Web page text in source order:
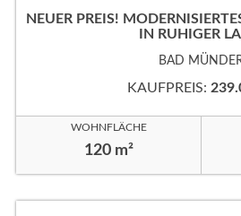
NEUER PREIS!
IN RUHIGER
BAD
KAUFPREIS:
WOHNFLÄCHE
120 m²